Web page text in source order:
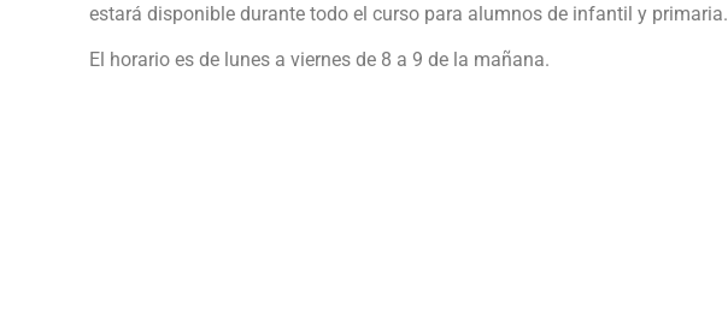
estará disponible durante todo el curso para alumnos de infantil y primaria.
El horario es de lunes a viernes de 8 a 9 de la mañana.